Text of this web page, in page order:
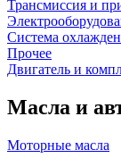
Трансмиссия и
Система
Прочее
Двигатель и
Масла и
Моторные масла